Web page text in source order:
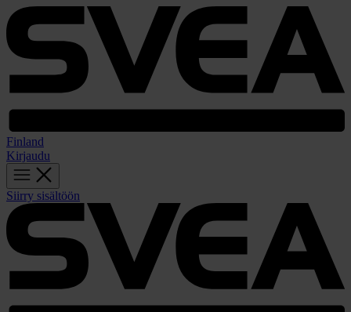
Finland
Kirjaudu
Siirry sisältöön